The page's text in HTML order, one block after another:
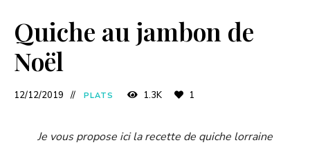
Quiche au jambon de
Noël
12/12/2019 PLATS 1.3K 1
Je vous propose ici la recette de quiche lorraine